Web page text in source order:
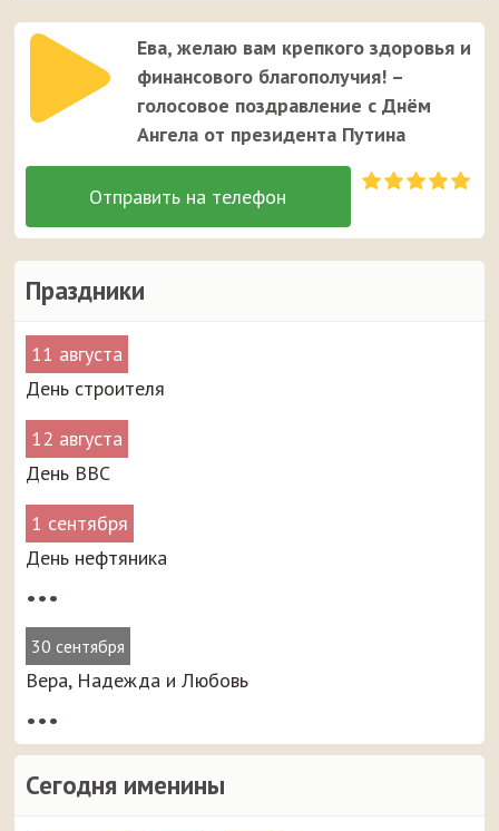
Праздники
11 августа
День строителя
12 августа
День ВВС
1 сентября
День нефтяника
•••
30 сентября
Вера, Надежда и Любовь
•••
Сегодня именины
Ева, желаю вам крепкого здоровья и
финансового благополучия! –
голосовое поздравление с Днём
Ангела от президента Путина